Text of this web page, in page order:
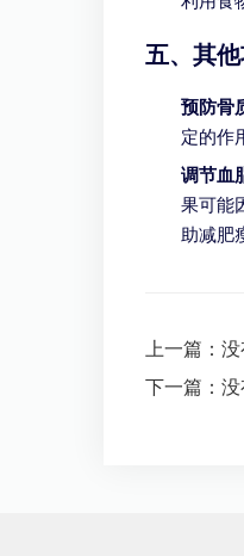
五、其
预防骨
定的作
调节血
果可能
助减肥
上一篇：没
下一篇：没